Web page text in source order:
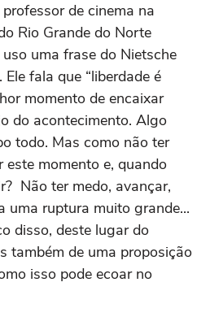
de cinema na
Rio Grande do Norte
uso uma frase do Nietsche
Ele fala que “liberdade é
momento de encaixar
do acontecimento. Algo
todo. Mas como não ter
este momento e, quando
Não ter medo, avançar,
uma ruptura muito grande...
disso, deste lugar do
também de uma proposição
isso pode ecoar no